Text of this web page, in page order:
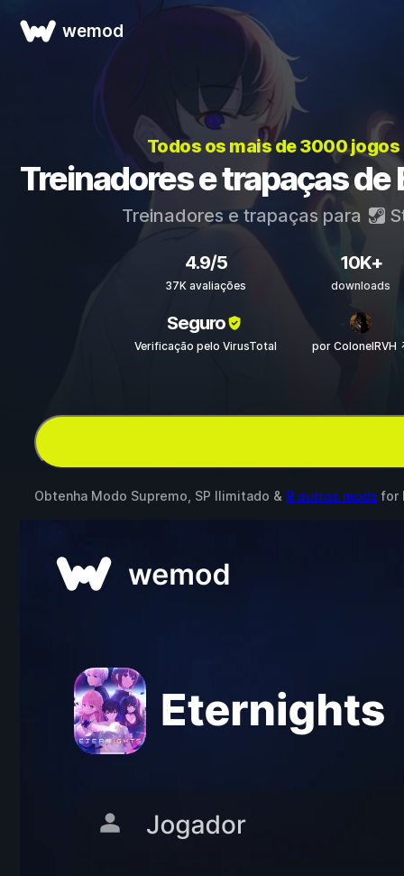
wemod
Todos os mais de 3000
Treinadores e trapaças
Treinadores e trapaças para
4.9/5
37K avaliações
10K+
downloads
Seguro
Verificação pelo VirusTotal por ColonelRVH
Obtenha Modo Supremo, SP Ilimitado & 9 outros mods for